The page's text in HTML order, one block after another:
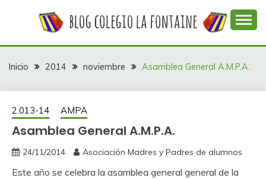
COLEGIO LA
FONTAINE
colegio La Fontaine
Inicio 2014 noviembre Asamblea General A.M.P.A.
2.013-14 AMPA
Asamblea General A.M.P.A.
24/11/2014 Asociación Madres y Padres de alumnos
Este año se celebra la asamblea general general de la